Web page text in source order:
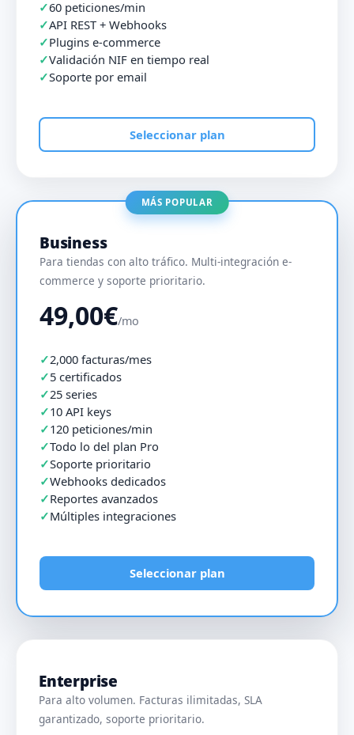
60 peticiones/min
API REST + Webhooks
Plugins e-commerce
Validación NIF en tiempo real
Soporte por email
Seleccionar plan
MÁS POPULAR
Business
Para tiendas con alto tráfico. Multi-integración e-
commerce y soporte prioritario.
49,00€/mo
2,000 facturas/mes
5 certificados
25 series
10 API keys
120 peticiones/min
Todo lo del plan Pro
Soporte prioritario
Webhooks dedicados
Reportes avanzados
Múltiples integraciones
Seleccionar plan
Enterprise
Para alto volumen. Facturas ilimitadas, SLA
garantizado, soporte prioritario.